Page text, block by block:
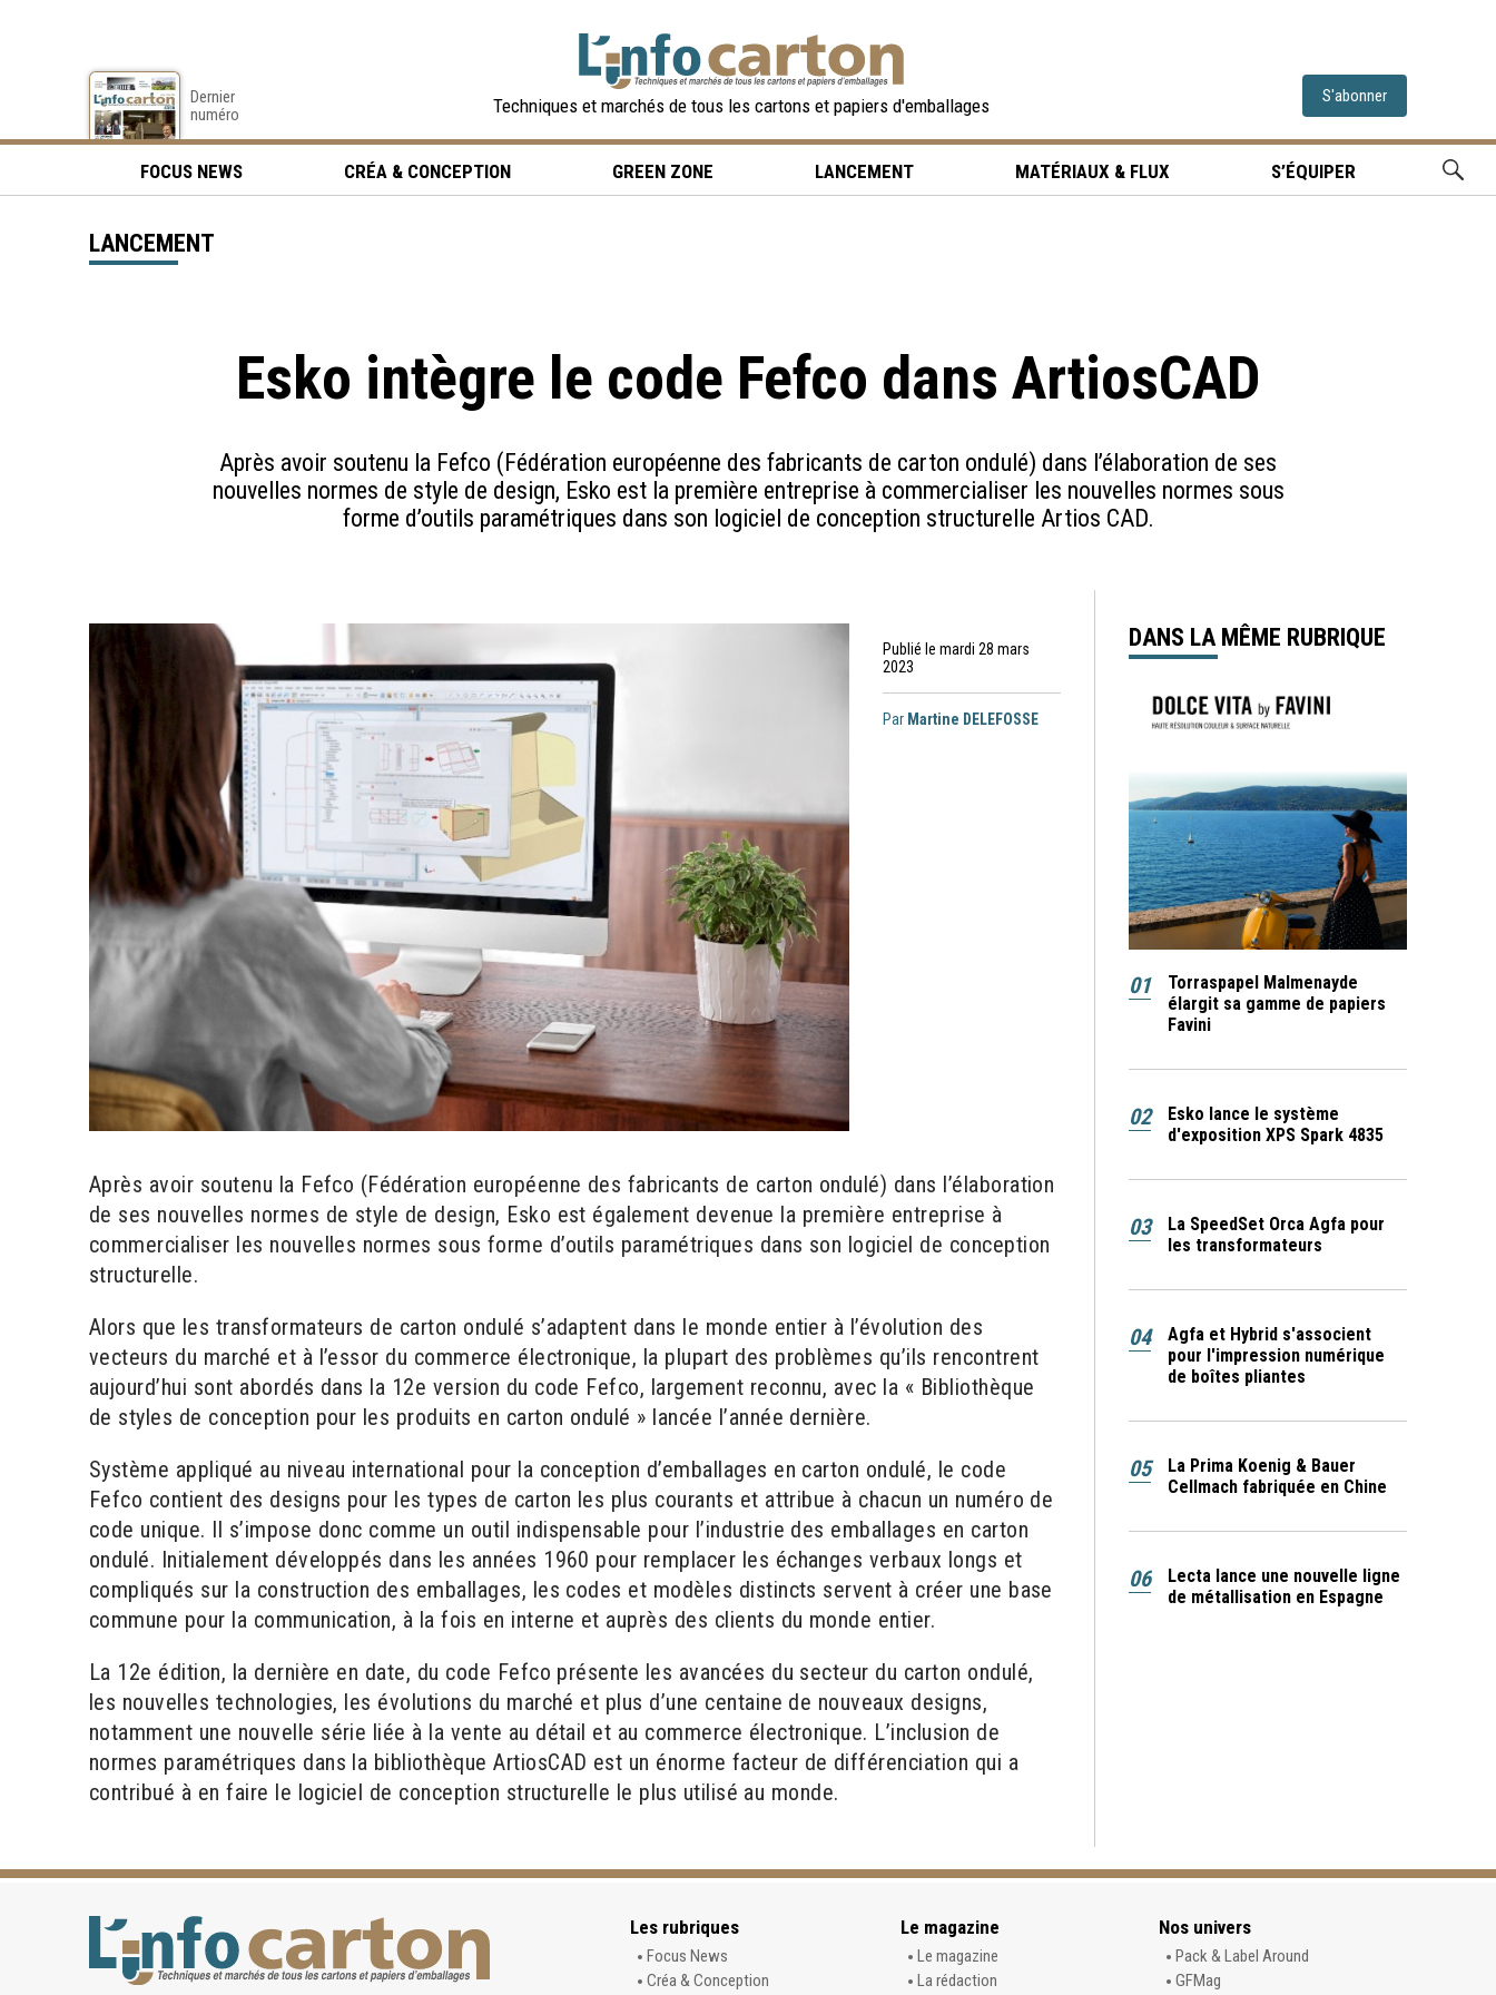
Dernier
numéro
Techniques et marchés de tous les cartons et papiers d'emballages S'abonner
FOCUS NEWS CRÉA & CONCEPTION GREEN ZONE LANCEMENT MATÉRIAUX & FLUX S’ÉQUIPER
Esko intègre le code Fefco dans ArtiosCAD
Après avoir soutenu la Fefco (Fédération européenne des fabricants de carton ondulé) dans l’élaboration de ses
nouvelles normes de style de design, Esko est la première entreprise à commercialiser les nouvelles normes sous
forme d’outils paramétriques dans son logiciel de conception structurelle Artios CAD.
LANCEMENT
Publié le mardi 28 mars
2023
Par Martine DELEFOSSE
Après avoir soutenu la Fefco (Fédération européenne des fabricants de carton ondulé) dans l’élaboration
de ses nouvelles normes de style de design, Esko est également devenue la première entreprise à
commercialiser les nouvelles normes sous forme d’outils paramétriques dans son logiciel de conception
structurelle.
Alors que les transformateurs de carton ondulé s’adaptent dans le monde entier à l’évolution des
vecteurs du marché et à l’essor du commerce électronique, la plupart des problèmes qu’ils rencontrent
aujourd’hui sont abordés dans la 12e version du code Fefco, largement reconnu, avec la « Bibliothèque
de styles de conception pour les produits en carton ondulé » lancée l’année dernière.
Système appliqué au niveau international pour la conception d’emballages en carton ondulé, le code
Fefco contient des designs pour les types de carton les plus courants et attribue à chacun un numéro de
code unique. Il s’impose donc comme un outil indispensable pour l’industrie des emballages en carton
ondulé. Initialement développés dans les années 1960 pour remplacer les échanges verbaux longs et
compliqués sur la construction des emballages, les codes et modèles distincts servent à créer une base
commune pour la communication, à la fois en interne et auprès des clients du monde entier.
La 12e édition, la dernière en date, du code Fefco présente les avancées du secteur du carton ondulé,
les nouvelles technologies, les évolutions du marché et plus d’une centaine de nouveaux designs,
notamment une nouvelle série liée à la vente au détail et au commerce électronique. L’inclusion de
normes paramétriques dans la bibliothèque ArtiosCAD est un énorme facteur de différenciation qui a
contribué à en faire le logiciel de conception structurelle le plus utilisé au monde.
DANS LA MÊME RUBRIQUE
01
Torraspapel Malmenayde
élargit sa gamme de papiers
Favini
02
Esko lance le système
d'exposition XPS Spark 4835
03
La SpeedSet Orca Agfa pour
les transformateurs
04
Agfa et Hybrid s'associent
pour l'impression numérique
de boîtes pliantes
05
La Prima Koenig & Bauer
Cellmach fabriquée en Chine
06
Lecta lance une nouvelle ligne
de métallisation en Espagne
Les rubriques
Focus News
Créa & Conception
Le magazine
Le magazine
La rédaction
Nos univers
Pack & Label Around
GFMag